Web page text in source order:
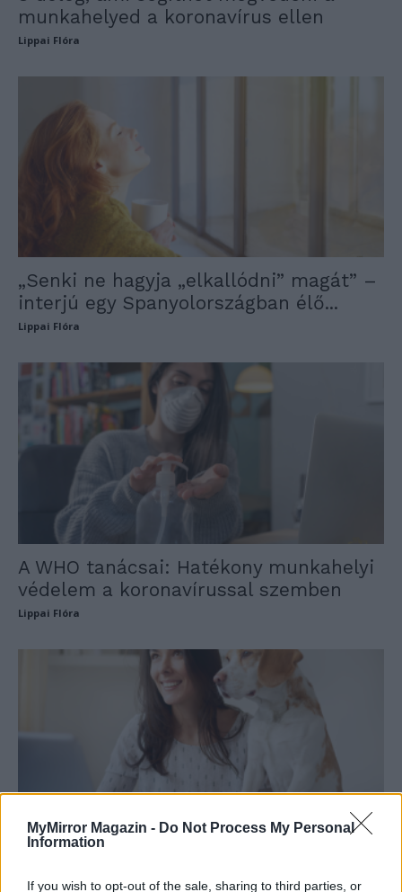
MyMirror Magazin - Do Not Process My Personal
Information
If you wish to opt-out of the sale, sharing to third parties, or
munkahelyed a koronavírus ellen
Lippai Flóra
„Senki ne hagyja „elkallódni” magát” –
interjú egy Spanyolországban élő...
Lippai Flóra
A WHO tanácsai: Hatékony munkahelyi
védelem a koronavírussal szemben
Lippai Flóra
Nem megy a koncentráció? Nem vagy
vele egyedül.